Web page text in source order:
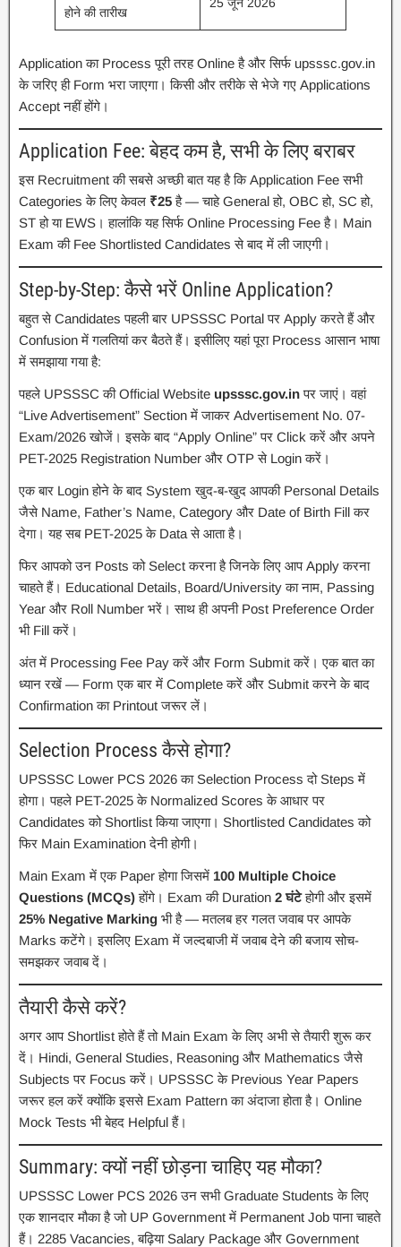
होने की तारीख
Application का Process पूरी तरह Online है और सिर्फ upsssc.gov.in
के जरिए ही Form भरा जाएगा। किसी और तरीके से भेजे गए Applications
Accept नहीं होंगे।
Application Fee: बेहद कम है, सभी के लिए बराबर
इस Recruitment की सबसे अच्छी बात यह है कि Application Fee सभी
Categories के लिए केवल ₹25है — चाहे General हो, OBC हो, SC हो,
ST हो या EWS। हालांकि यह सिर्फ Online Processing Fee है। Main
Exam की Fee Shortlisted Candidates से बाद में ली जाएगी।
Step-by-Step: कैसे भरें Online Application?
बहुत से Candidates पहली बार UPSSSC Portal पर Apply करते हैं और
Confusion में गलतियां कर बैठते हैं। इसीलिए यहां पूरा Process आसान भाषा
में समझाया गया है:
पहले UPSSSC की Official Website upsssc.gov.inपर जाएं। वहां
“Live Advertisement” Section में जाकर Advertisement No. 07-
Exam/2026 खोजें। इसके बाद “Apply Online” पर Click करें और अपने
PET-2025 Registration Number और OTP से Login करें।
एक बार Login होने के बाद System खुद-ब-खुद आपकी Personal Details
जैसे Name, Father’s Name, Category और Date of Birth Fill कर
देगा। यह सब PET-2025 के Data से आता है।
फिर आपको उन Posts को Select करना है जिनके लिए आप Apply करना
चाहते हैं। Educational Details, Board/University का नाम, Passing
Year और Roll Number भरें। साथ ही अपनी Post Preference Order
भी Fill करें।
अंत में Processing Fee Pay करें और Form Submit करें। एक बात का
ध्यान रखें — Form एक बार में Complete करें और Submit करने के बाद
Confirmation का Printout जरूर लें।
Selection Process कैसे होगा?
UPSSSC Lower PCS 2026 का Selection Process दो Steps में
होगा। पहले PET-2025 के Normalized Scores के आधार पर
Candidates को Shortlist किया जाएगा। Shortlisted Candidates को
फिर Main Examination देनी होगी।
Main Exam में एक Paper होगा जिसमें 100 Multiple Choice
Questions (MCQs)होंगे। Exam की Duration 2 घंटेहोगी और इसमें
25% Negative Marking भी है — मतलब हर गलत जवाब पर आपके
Marks कटेंगे। इसलिए Exam में जल्दबाजी में जवाब देने की बजाय सोच-
समझकर जवाब दें।
तैयारी कैसे करें?
अगर आप Shortlist होते हैं तो Main Exam के लिए अभी से तैयारी शुरू कर
दें। Hindi, General Studies, Reasoning और Mathematics जैसे
Subjects पर Focus करें। UPSSSC के Previous Year Papers
जरूर हल करें क्योंकि इससे Exam Pattern का अंदाजा होता है। Online
Mock Tests भी बेहद Helpful हैं।
Summary: क्यों नहीं छोड़ना चाहिए यह मौका?
UPSSSC Lower PCS 2026 उन सभी Graduate Students के लिए
एक शानदार मौका है जो UP Government में Permanent Job पाना चाहते
हैं। 2285 Vacancies, बढ़िया Salary Package और Government